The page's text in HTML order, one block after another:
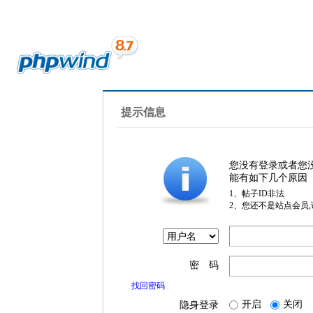
提示信息
您没有登录或者您
能有如下几个原因
1、帖子ID非法
2、您还不是站点会员
密 码
找回密码
隐身登录 开启 关闭